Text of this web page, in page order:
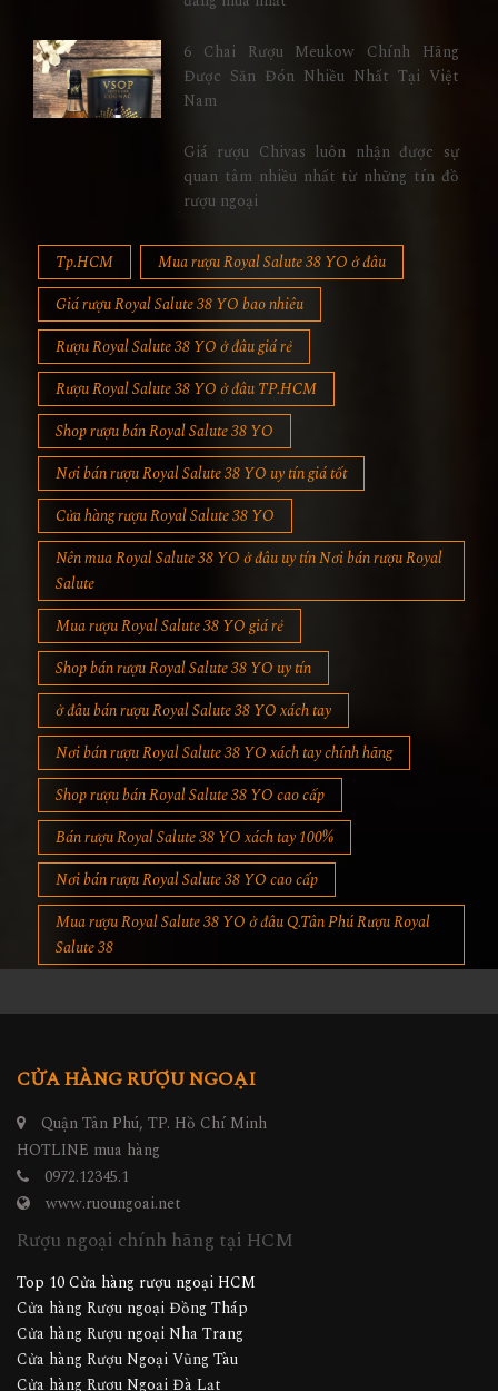
6 Chai Rượu Meukow Chính Hãng
Được Săn Đón Nhiều Nhất Tại Việt
Nam
Giá rượu Chivas luôn nhận được sự
quan tâm nhiều nhất từ những tín đồ
rượu ngoại
Tp.HCM
Mua rượu Royal Salute 38 YO ở đâu
Giá rượu Royal Salute 38 YO bao nhiêu
Rượu Royal Salute 38 YO ở đâu giá rẻ
Rượu Royal Salute 38 YO ở đâu TP.HCM
Shop rượu bán Royal Salute 38 YO
Nơi bán rượu Royal Salute 38 YO uy tín giá tốt
Cửa hàng rượu Royal Salute 38 YO
Nên mua Royal Salute 38 YO ở đâu uy tín Nơi bán rượu Royal
Salute
Mua rượu Royal Salute 38 YO giá rẻ
Shop bán rượu Royal Salute 38 YO uy tín
ở đâu bán rượu Royal Salute 38 YO xách tay
Nơi bán rượu Royal Salute 38 YO xách tay chính hãng
Shop rượu bán Royal Salute 38 YO cao cấp
Bán rượu Royal Salute 38 YO xách tay 100%
Nơi bán rượu Royal Salute 38 YO cao cấp
Mua rượu Royal Salute 38 YO ở đâu Q.Tân Phú Rượu Royal
Salute 38
CỬA HÀNG RƯỢU NGOẠI
Quận Tân Phú, TP. Hồ Chí Minh
HOTLINE mua hàng
0972.12345.1
www.ruoungoai.net
Rượu ngoại chính hãng tại HCM
Top 10 Cửa hàng rượu ngoại HCM
Cửa hàng Rượu ngoại Đồng Tháp
Cửa hàng Rượu ngoại Nha Trang
Cửa hàng Rượu Ngoại Vũng Tàu
Cửa hàng Rượu Ngoại Đà Lạt